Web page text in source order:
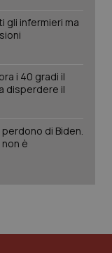
gli infermieri ma
i 40 gradi il
disperdere il
perdono di Biden.
è